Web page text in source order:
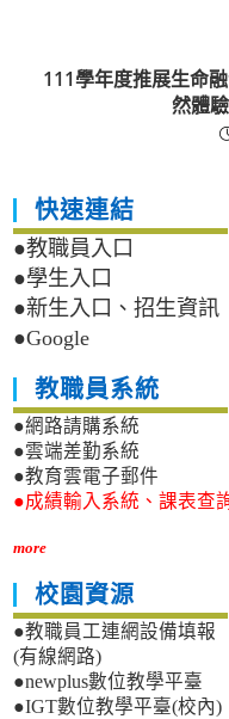
111學年度推展生命
然體
快速連結
●教職員入口
●學生入口
●新生入口、招生資訊
●Google
教職員系統
●網路請購系統
●雲端差勤系統
●教育雲電子郵件
●成績輸入系統、課表查
more
校園資源
●教職員工連網設備填報
(有線網路)
●newplus數位教學平臺
●IGT數位教學平臺(校內)